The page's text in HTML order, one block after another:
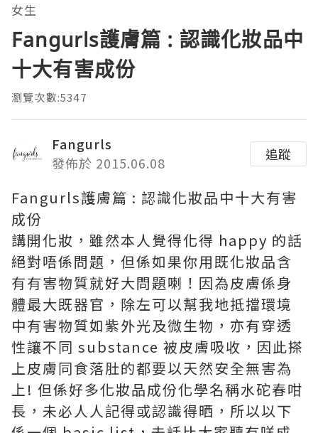
女生
Fangurls護膚篇 : 認識化妝品中
十大有害成份
瀏覽次數:5347
Fangurls
發佈於 2015.06.08
追蹤
Fangurls護膚篇 : 認識化妝品中十大有害
成份
講開化妝，雖然本人覺得化得 happy 的話
絕對唔係問題，但係如果你用既化妝品含
有有害物質就好大問題喇！因為皮膚係身
體最大既器官，除左可以幫我地抵擋環境
中有害物質如紫外光及微生物，亦有穿透
性讓不同 substance 被皮膚吸收，因此搽
上皮膚同食落肚的都要以天然安全無害為
上! 但係好多化妝品成份化學名稱水砣春咁
長，未必人人記得或認識得晒，所以以下